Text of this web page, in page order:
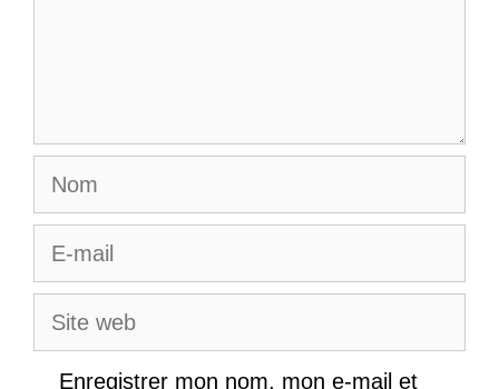
Nom
E-
mail
Site
web
Enregistrer mon nom, mon e-mail et